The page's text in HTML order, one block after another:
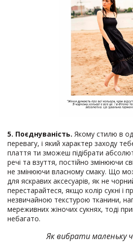
5. Поєднуваність. Якому стилю в
перевагу, і який характер заходу
плаття ти зможеш підібрати
речі та взуття, постійно змінюючи
не змінюючи власному смаку. Що
для яскравих аксесуарів, як не
перестарайтеся, якщо колір сукні і
незвичайною текстурою тканини,
мереживних жіночих сукнях, тоді
небагато.
Як вибрати маленьку